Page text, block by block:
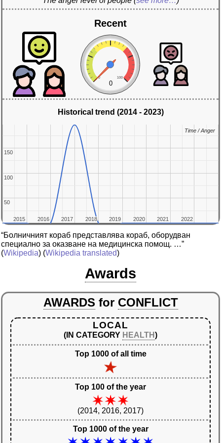
Recent
0 100
0
Historical trend (2014 - 2023)
2015
2015 2016
2016 2017
2017 2018
2018 2019
2019 2020
2020 2021
2021 2022
2022
50
50
100
100
150
150
Time / Anger
Time / Anger
“Болничният кораб представлява кораб, оборудван
специално за оказване на медицинска помощ. …”
(Wikipedia) (Wikipedia translated)
Awards
AWARDS for CONFLICT
LOCAL
(IN CATEGORY HEALTH )
Top 1000 of all time
Top 100 of the year
(2014, 2016, 2017)
Top 1000 of the year